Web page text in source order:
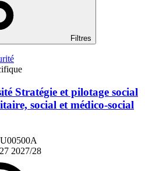
Filtres
Stratégie et pilotage social
social et médico-social
2027/28